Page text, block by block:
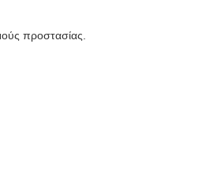
προστασίας.